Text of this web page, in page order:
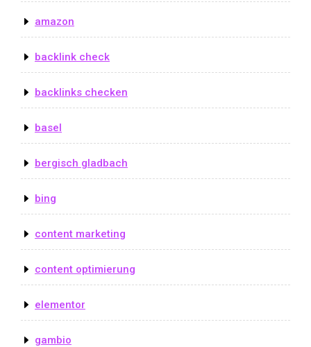
amazon
backlink check
backlinks checken
basel
bergisch gladbach
bing
content marketing
content optimierung
elementor
gambio